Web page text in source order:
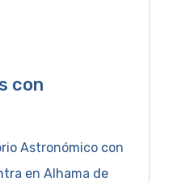
con
Astronómico con
en Alhama de